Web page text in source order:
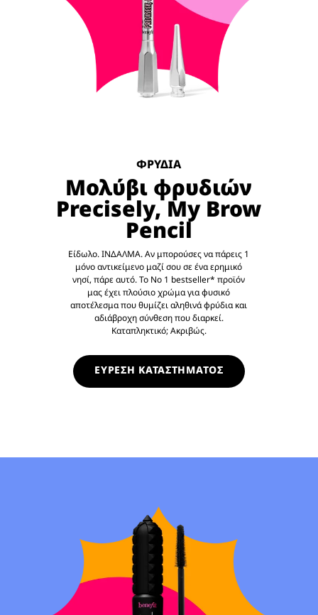
ΦΡΥΔΙΑ
Μολύβι φρυδιών
Precisely, My Brow
Pencil
Είδωλο. ΙΝΔΑΛΜΑ. Αν μπορούσες να πάρεις 1
μόνο αντικείμενο μαζί σου σε ένα ερημικό
νησί, πάρε αυτό. Το Νο 1 bestseller* προϊόν
μας έχει πλούσιο χρώμα για φυσικό
αποτέλεσμα που θυμίζει αληθινά φρύδια και
αδιάβροχη σύνθεση που διαρκεί.
Καταπληκτικό; Ακριβώς.
ΕΥΡΕΣΗ ΚΑΤΑΣΤΗΜΑΤΟΣ